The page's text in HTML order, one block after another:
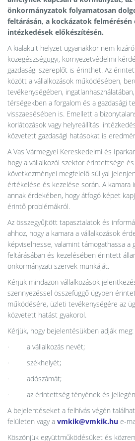
önkormányzatok folyamatosan
feltárásán, a kockázatok felmérésén
intézkedések előkészítésén.
A kialakult helyzet ugyanakkor nem
közegészségügyi, környezetvédelmi
gazdasági szereplőt is érinthet. Az
között a vállalkozások működésében,
tevékenységében,
térségekben a forgalom és a gazdasági
visszaesésében is. Emellett a
korlátozások vagy helyreállítási
közvetett gazdasági hatásokat is
A Vas Vármegyei Kereskedelmi és
hogy a vállalkozói szektor érintettsége és
következményei megfelelő súllyal
értékelése és kezelése során. A kamara
annak érdekében, hogy átfogó képet
érintő problémákról.
Az összegyűjtött tapasztalatok és
ahhoz, hogy a kamara a vállalkozások
képviselhesse, valamint támogathassa a
feltárásában és kezelésében érintett
önkormányzati szervek munkáját.
Kérjük mindazon vállalkozások
szennyezéssel összefüggő ügyben
működésére, üzleti tevékenységére az
közvetett hatást gyakorol.
Kérjük, hogy bejelentésükben adják meg:
· a vállalkozás nevét;
· székhelyét;
· adószámát;
· az érintettség tényének és
A bejelentéseket a felhívás végén
felületen vagy a vmkik@vmkik.hu e-
Köszönjük együttműködésüket és